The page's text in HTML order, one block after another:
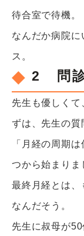
待合室で待機。
なんだか病院に
ス。
2 問
先生も優しくて
ずは、先生の質
「月経の周期
つから始まりま
最終月経とは、
なんだそう。
先生に叔母が